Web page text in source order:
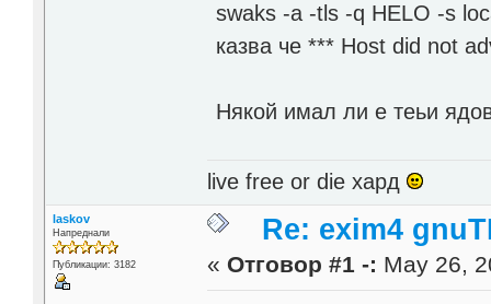
swaks -a -tls -q HELO -s
казва че *** Host did not
Някой имал ли е теьи
live free or die хард
laskov
Напреднали
Публикации: 3182
Re: exim4
« Отговор #1 -: May 26,